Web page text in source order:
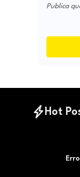
Publica
Hot